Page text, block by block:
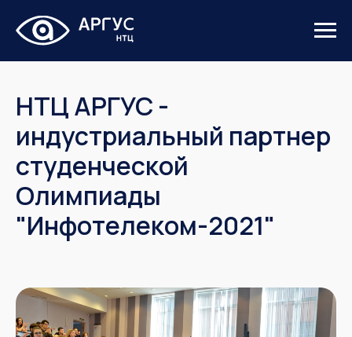
НТЦ АРГУС -
индустриальный партнер
студенческой
Олимпиады
"Инфотелеком-2021"